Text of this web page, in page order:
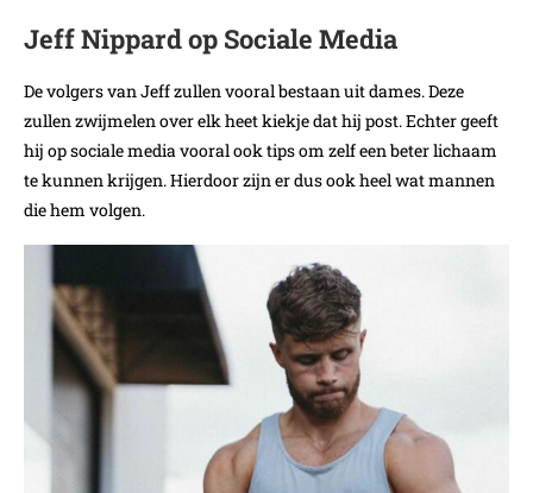
Jeff Nippard op Sociale Media
De volgers van Jeff zullen vooral bestaan uit dames. Deze
zullen zwijmelen over elk heet kiekje dat hij post. Echter geeft
hij op sociale media vooral ook tips om zelf een beter lichaam
te kunnen krijgen. Hierdoor zijn er dus ook heel wat mannen
die hem volgen.